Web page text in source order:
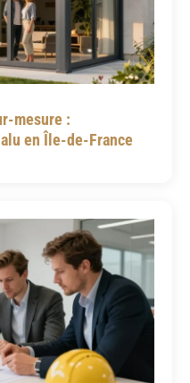
mesure :
en Île-de-France